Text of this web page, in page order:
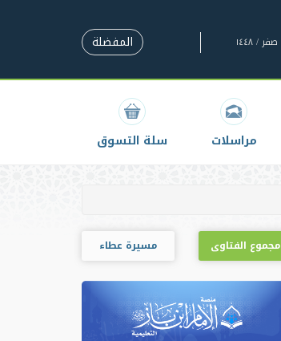
المفضلة
مراسلات سلة التسوق
مجموع الفتاوى مسيرة عطاء